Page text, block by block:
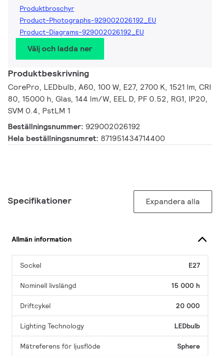
Produktbroschyr
Product-Photographs-929002026192_EU
Product-Diagrams-929002026192_EU
Välj och ladda ner
Produktbeskrivning
CorePro, LEDbulb, A60, 100 W, E27, 2700 K, 1521 lm, CRI
80, 15000 h, Glas, 144 lm/W, EEL D, PF 0.52, RG1, IP20,
SVM 0.4, PstLM 1
Beställningsnummer: 929002026192
Hela beställningsnumret: 871951434714400
Specifikationer Expandera alla
Allmän information
Sockel E27
Nominell livslängd 15 000 h
Driftcykel 20 000
Lighting Technology LEDbulb
Mätreferens för ljusflöde Sphere